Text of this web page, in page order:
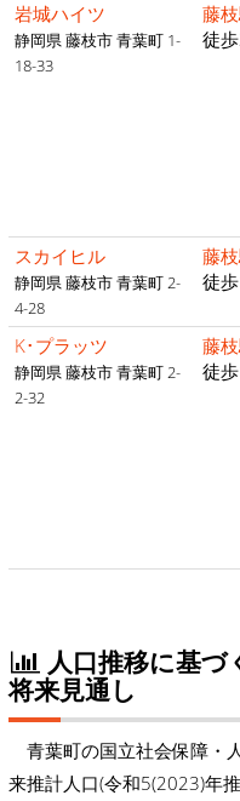
岩城ハイツ
静岡県 藤枝市 青葉町 1-
18-33
藤
徒
スカイヒル
静岡県 藤枝市 青葉町 2-
4-28
藤
徒
K･プラッツ
静岡県 藤枝市 青葉町 2-
2-32
藤
徒
人口推移に基
将来見通し
青葉町の国立社会保障・
来推計人口(令和5(2023)年